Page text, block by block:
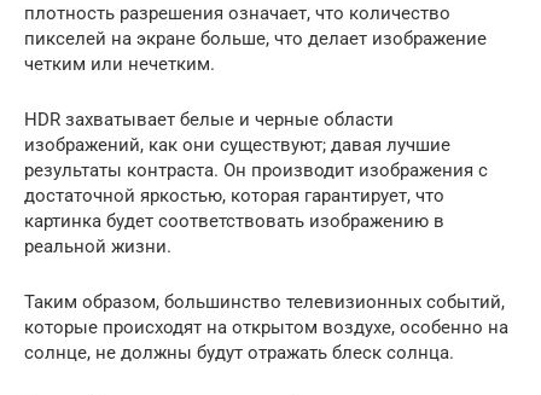
плотность разрешения означает, что количество
пикселей на экране больше, что делает изображение
четким или нечетким.
HDR захватывает белые и черные области
изображений, как они существуют; давая лучшие
результаты контраста. Он производит изображения с
достаточной яркостью, которая гарантирует, что
картинка будет соответствовать изображению в
реальной жизни.
Таким образом, большинство телевизионных событий,
которые происходят на открытом воздухе, особенно на
солнце, не должны будут отражать блеск солнца.